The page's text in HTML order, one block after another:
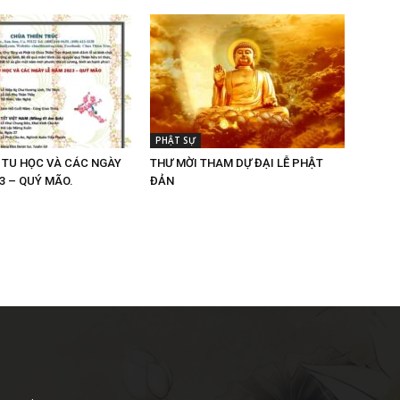
HỌC VÀ CÁC NGÀY
– QUÝ MÃO.
PHẬT SỰ
THƯ MỜI THAM DỰ ĐẠI LỄ PHẬT
ĐẢN